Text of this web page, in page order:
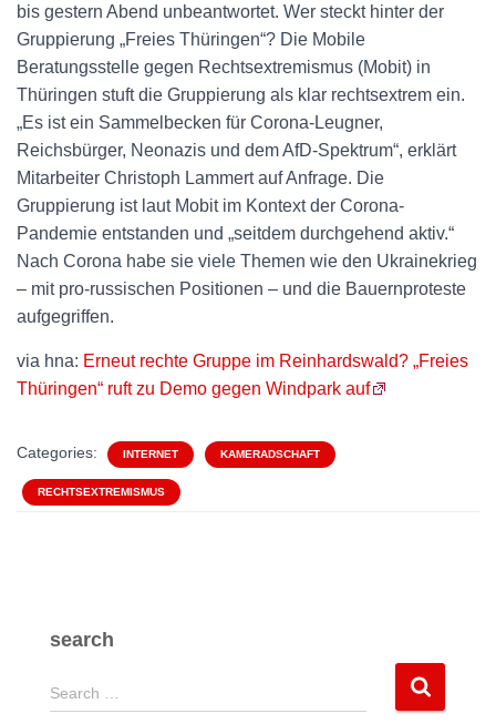
bis gestern Abend unbeantwortet. Wer steckt hinter der
Gruppierung „Freies Thüringen“? Die Mobile
Beratungsstelle gegen Rechtsextremismus (Mobit) in
Thüringen stuft die Gruppierung als klar rechtsextrem ein.
„Es ist ein Sammelbecken für Corona-Leugner,
Reichsbürger, Neonazis und dem AfD-Spektrum“, erklärt
Mitarbeiter Christoph Lammert auf Anfrage. Die
Gruppierung ist laut Mobit im Kontext der Corona-
Pandemie entstanden und „seitdem durchgehend aktiv.“
Nach Corona habe sie viele Themen wie den Ukrainekrieg
– mit pro-russischen Positionen – und die Bauernproteste
aufgegriffen.
via hna: Erneut rechte Gruppe im Reinhardswald? „Freies
Thüringen“ ruft zu Demo gegen Windpark auf
Categories: INTERNET KAMERADSCHAFT
RECHTSEXTREMISMUS
search
S
e
Search …